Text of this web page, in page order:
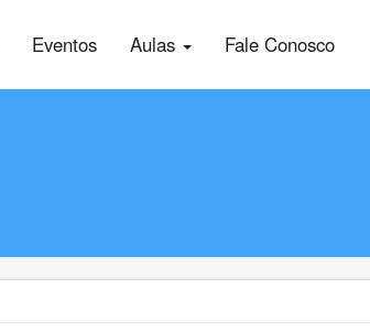
Eventos Aulas Fale Conosco